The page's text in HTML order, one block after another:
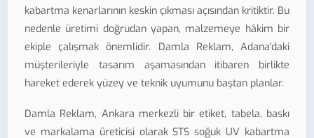
kabartma kenarlarının keskin çıkması açısından kritiktir. Bu
nedenle üretimi doğrudan yapan, malzemeye hâkim bir
ekiple çalışmak önemlidir. Damla Reklam, Adana'daki
müşterileriyle tasarım aşamasından itibaren birlikte
hareket ederek yüzey ve teknik uyumunu baştan planlar.
Damla Reklam, Ankara merkezli bir etiket, tabela, baskı
ve markalama üreticisi olarak STS soğuk UV kabartma